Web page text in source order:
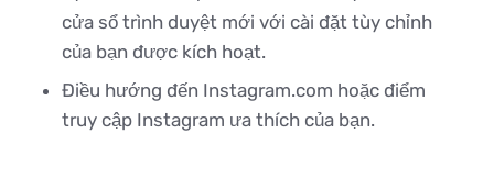
cửa sổ trình duyệt mới với cài đặt tùy chỉnh
của bạn được kích hoạt.
Điều hướng đến Instagram.com hoặc điểm
truy cập Instagram ưa thích của bạn.